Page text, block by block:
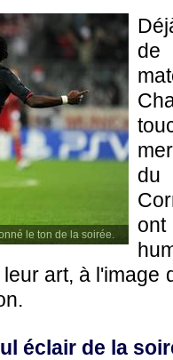
le ton de la soirée.
de
art, à l'image
éclair de la